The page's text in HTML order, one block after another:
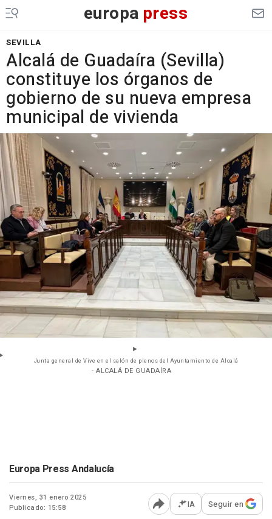
europa press
SEVILLA
Alcalá de Guadaíra (Sevilla)
constituye los órganos de
gobierno de su nueva empresa
municipal de vivienda
Junta general de Vive en el salón de plenos del Ayuntamiento de Alcalá
- ALCALÁ DE GUADAÍRA
Europa Press Andalucía
Viernes, 31 enero 2025
Publicado: 15:58
Abrir opciones para
IA Seguir en